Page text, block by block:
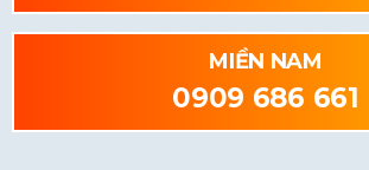
MIỀN NAM
0909 686 661